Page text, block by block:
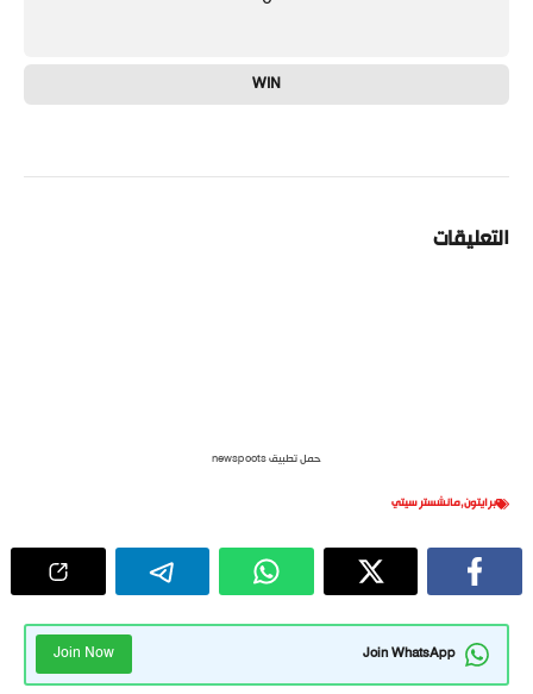
WIN
التعليقات
حمل تطبيق newspoots
برايتون,مانشستر سيتي
Join WhatsApp
Join Now